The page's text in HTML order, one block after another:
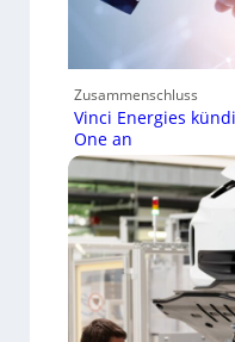
Zusammenschluss
Vinci Energies
One an